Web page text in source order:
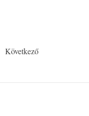
Következő